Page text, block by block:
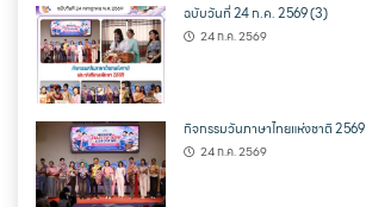
ฉบับวันที่ 24 ก.ค. 2569 (3)
24 ก.ค. 2569
กิจกรรมวันภาษาไทยแห่งชาติ 2569
24 ก.ค. 2569